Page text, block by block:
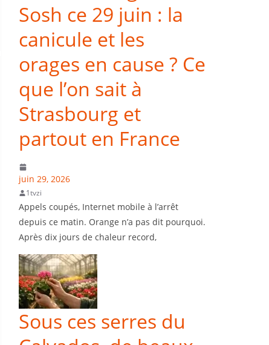
Sosh ce 29 juin : la
canicule et les
orages en cause ? Ce
que l’on sait à
Strasbourg et
partout en France
juin 29, 2026
1tvzi
Appels coupés, Internet mobile à l’arrêt
depuis ce matin. Orange n’a pas dit pourquoi.
Après dix jours de chaleur record,
Sous ces serres du